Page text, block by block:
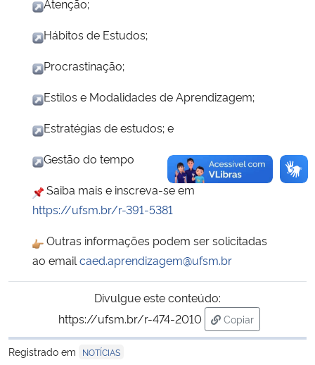
Atenção;
Hábitos de Estudos;
Procrastinação;
Estilos e Modalidades de Aprendizagem;
Estratégias de estudos; e
Gestão do tempo
Saiba mais e inscreva-se em
https://ufsm.br/r-391-5381
Outras informações podem ser solicitadas
ao emailcaed.aprendizagem@ufsm.br
Divulgue este conteúdo:
https://ufsm.br/r-474-2010
Copiar
para área de
Registrado em
NOTÍCIAS